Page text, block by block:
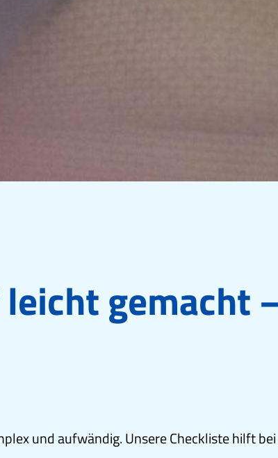
gemacht
und aufwändig. Unsere Checkliste hilft